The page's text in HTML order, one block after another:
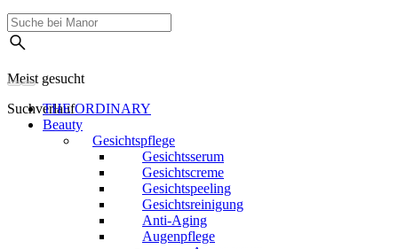
Meist gesucht
SuchverlaufTHE ORDINARY
Beauty
Gesichtspflege
Gesichtsserum
Gesichtscreme
Gesichtspeeling
Gesichtsreinigung
Anti-Aging
Augenpflege